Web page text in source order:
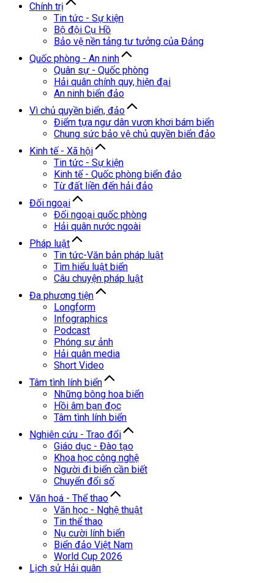
Chính trị
Tin tức - Sự kiện
Bộ đội Cụ Hồ
Bảo vệ nền tảng tư tưởng của Đảng
Quốc phòng - An ninh
Quân sự - Quốc phòng
Hải quân chính quy, hiện đại
An ninh biển đảo
Vì chủ quyền biển, đảo
Điểm tựa ngư dân vươn khơi bám biển
Chung sức bảo vệ chủ quyền biển đảo
Kinh tế - Xã hội
Tin tức - Sự kiện
Kinh tế - Quốc phòng biển đảo
Từ đất liền đến hải đảo
Đối ngoại
Đối ngoại quốc phòng
Hải quân nước ngoài
Pháp luật
Tin tức-Văn bản pháp luật
Tìm hiểu luật biển
Câu chuyện pháp luật
Đa phương tiện
Longform
Infographics
Podcast
Phóng sự ảnh
Hải quân media
Short Video
Tâm tình lính biển
Những bông hoa biển
Hồi âm bạn đọc
Tâm tình lính biển
Nghiên cứu - Trao đổi
Giáo dục - Đào tạo
Khoa học công nghệ
Người đi biển cần biết
Chuyển đổi số
Văn hoá - Thể thao
Văn học - Nghệ thuật
Tin thể thao
Nụ cười lính biển
Biển đảo Việt Nam
World Cup 2026
Lịch sử Hải quân